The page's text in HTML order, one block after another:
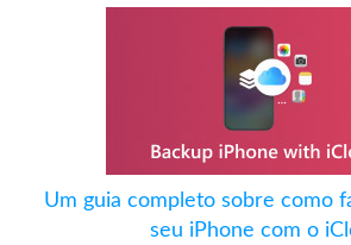
Um guia completo sobre como
seu iPhone com o